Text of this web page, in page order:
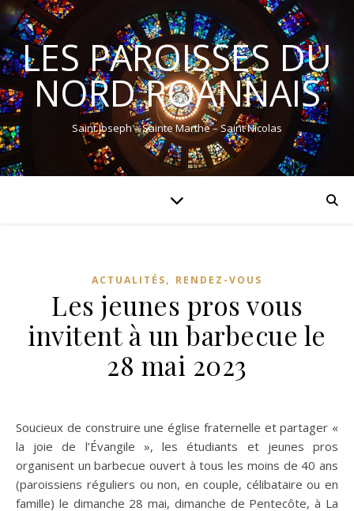
LES PAROISSES DU
NORD ROANNAIS
Saint Joseph – Sainte Marthe – Saint Nicolas
ACTUALITÉS, RENDEZ-VOUS
Les jeunes pros vous
invitent à un barbecue le
28 mai 2023
Soucieux de construire une église fraternelle et partager «
la joie de l’Évangile », les étudiants et jeunes pros
organisent un barbecue ouvert à tous les moins de 40 ans
(paroissiens réguliers ou non, en couple, célibataire ou en
famille) le dimanche 28 mai, dimanche de Pentecôte, à La